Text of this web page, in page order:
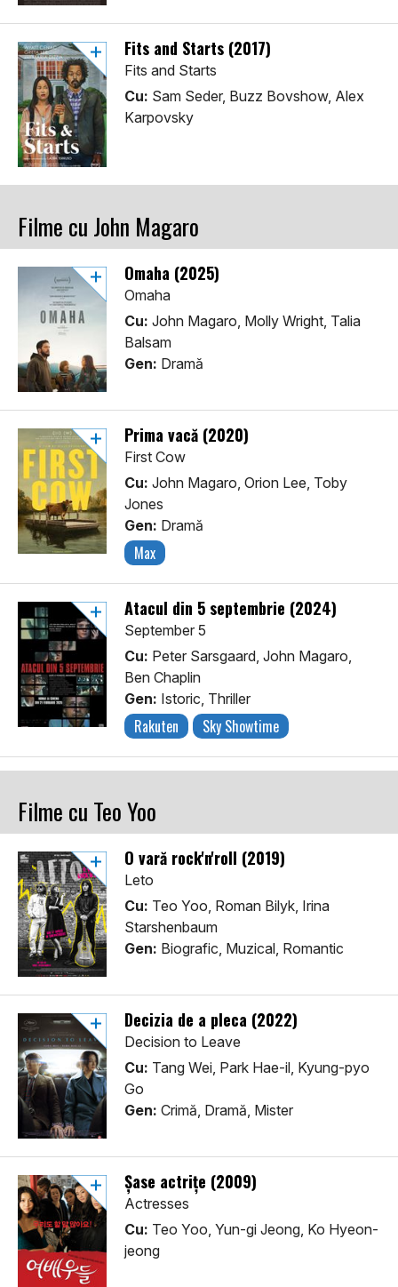
Fits and Starts (2017)
Fits and Starts
Cu: Sam Seder, Buzz Bovshow, Alex
Karpovsky
Filme cu John Magaro
Omaha (2025)
Omaha
Cu: John Magaro, Molly Wright, Talia
Balsam
Gen: Dramă
Prima vacă (2020)
First Cow
Cu: John Magaro, Orion Lee, Toby
Jones
Gen: Dramă
Max
Atacul din 5 septembrie (2024)
September 5
Cu: Peter Sarsgaard, John Magaro,
Ben Chaplin
Gen: Istoric, Thriller
Rakuten Sky Showtime
Filme cu Teo Yoo
O vară rock'n'roll (2019)
Leto
Cu: Teo Yoo, Roman Bilyk, Irina
Starshenbaum
Gen: Biografic, Muzical, Romantic
Decizia de a pleca (2022)
Decision to Leave
Cu: Tang Wei, Park Hae-il, Kyung-pyo
Go
Gen: Crimă, Dramă, Mister
Șase actrițe (2009)
Actresses
Cu: Teo Yoo, Yun-gi Jeong, Ko Hyeon-
jeong